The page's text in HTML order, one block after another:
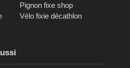
Pignon fixe shop
Vélo fixie décathlon